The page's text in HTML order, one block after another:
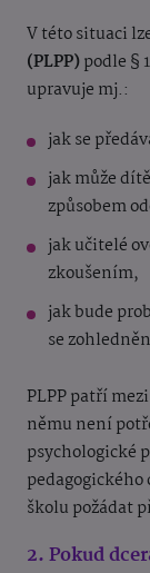
V této situaci
(PLPP)podle §
upravuje mj.:
jak se
jak může
způsobem
jak učitelé
zkoušením,
jak bude
se
PLPP patří
němu není
psychologické
pedagogického
školu požádat
2. Pokud